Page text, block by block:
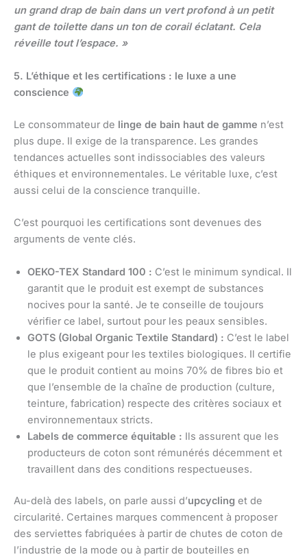
un grand drap de bain dans un vert profond à un petit
gant de toilette dans un ton de corail éclatant. Cela
réveille tout l’espace. »
5. L’éthique et les certifications : le luxe a une
conscience
Le consommateur de linge de bain haut de gamme n’est
plus dupe. Il exige de la transparence. Les grandes
tendances actuelles sont indissociables des valeurs
éthiques et environnementales. Le véritable luxe, c’est
aussi celui de la conscience tranquille.
C’est pourquoi les certifications sont devenues des
arguments de vente clés.
OEKO-TEX Standard 100 : C’est le minimum syndical. Il
garantit que le produit est exempt de substances
nocives pour la santé. Je te conseille de toujours
vérifier ce label, surtout pour les peaux sensibles.
GOTS (Global Organic Textile Standard) : C’est le label
le plus exigeant pour les textiles biologiques. Il certifie
que le produit contient au moins 70% de fibres bio et
que l’ensemble de la chaîne de production (culture,
teinture, fabrication) respecte des critères sociaux et
environnementaux stricts.
Labels de commerce équitable : Ils assurent que les
producteurs de coton sont rémunérés décemment et
travaillent dans des conditions respectueuses.
Au-delà des labels, on parle aussi d’upcycling et de
circularité. Certaines marques commencent à proposer
des serviettes fabriquées à partir de chutes de coton de
l’industrie de la mode ou à partir de bouteilles en